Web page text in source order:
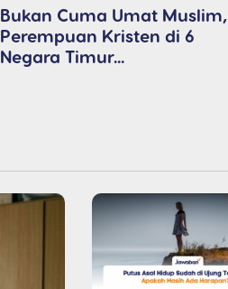
Bukan Cuma Umat Muslim,
Perempuan Kristen di 6
Negara Timur...